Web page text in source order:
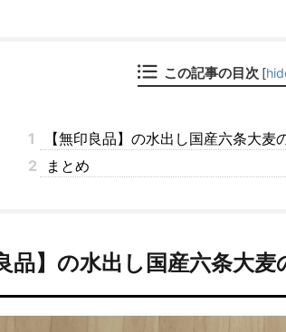
この記事の目次 [
1
【無印良品】の水出し国産六条大麦
2
まとめ
品】の水出し国産六条大